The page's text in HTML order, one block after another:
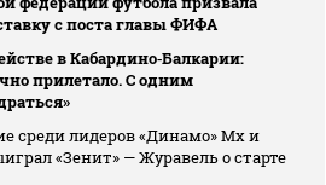
с поста главы ФИФА
в Кабардино‑Балкарии:
прилетало. С одним
среди лидеров «Динамо» Мх и
«Зенит» — Журавель о старте